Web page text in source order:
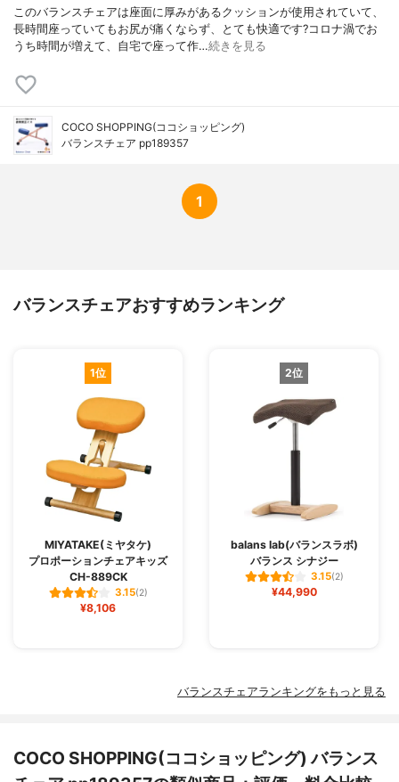
このバランスチェアは座面に厚みがあるクッションが使用されていて、
長時間座っていてもお尻が痛くならず、とても快適です?コロナ渦でお
うち時間が増えて、自宅で座って作…続きを見る
COCO SHOPPING(ココショッピング)
バランスチェア pp189357
1
バランスチェアおすすめランキング
1位
MIYATAKE(ミヤタケ)
プロポーションチェアキッズ
CH-889CK
3.15(2)
¥8,106
2位
balans lab(バランスラボ)
バランス シナジー
3.15(2)
¥44,990
バランスチェアランキングをもっと見る
COCO SHOPPING(ココショッピング) バランス